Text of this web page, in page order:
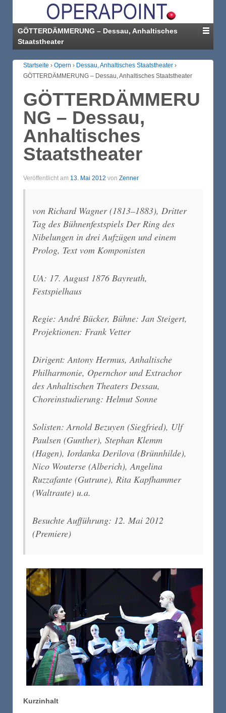
GÖTTERDÄMMERUNG – Dessau, Anhaltisches
Staatstheater
Startseite › Opern › Dessau, Anhaltisches Staatstheater ›
GÖTTERDÄMMERUNG – Dessau, Anhaltisches Staatstheater
GÖTTERDÄMMERU
NG – Dessau,
Anhaltisches
Staatstheater
Veröffentlicht am 13. Mai 2012 von Zenner
von Richard Wagner (1813–1883), Dritter
Tag des Bühnenfestspiels Der Ring des
Nibelungen in drei Aufzügen und einem
Prolog, Text vom Komponisten
UA: 17. August 1876 Bayreuth,
Festspielhaus
Regie: André Bücker, Bühne: Jan Steigert,
Projektionen: Frank Vetter
Dirigent: Antony Hermus, Anhaltische
Philharmonie, Opernchor und Extrachor
des Anhaltischen Theaters Dessau,
Choreinstudierung: Helmut Sonne
Solisten: Arnold Bezuyen (Siegfried), Ulf
Paulsen (Gunther), Stephan Klemm
(Hagen), Iordanka Derilova (Brünnhilde),
Nico Wouterse (Alberich), Angelina
Ruzzafante (Gutrune), Rita Kapfhammer
(Waltraute) u.a.
Besuchte Aufführung: 12. Mai 2012
(Premiere)
Kurzinhalt